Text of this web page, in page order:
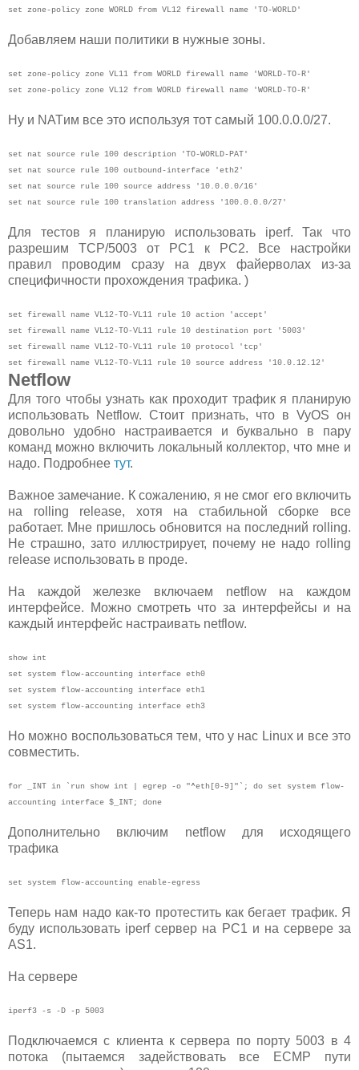
set zone-policy zone WORLD from VL12 firewall name 'TO-WORLD'
Добавляем наши политики в нужные зоны.
set zone-policy zone VL11 from WORLD firewall name 'WORLD-TO-R'
set zone-policy zone VL12 from WORLD firewall name 'WORLD-TO-R'
Ну и NATим все это используя тот самый 100.0.0.0/27.
set nat source rule 100 description 'TO-WORLD-PAT'
set nat source rule 100 outbound-interface 'eth2'
set nat source rule 100 source address '10.0.0.0/16'
set nat source rule 100 translation address '100.0.0.0/27'
Для тестов я планирую использовать iperf. Так что
разрешим TCP/5003 от PC1 к PC2. Все настройки
правил проводим сразу на двух файерволах из-за
специфичности прохождения трафика. )
set firewall name VL12-TO-VL11 rule 10 action 'accept'
set firewall name VL12-TO-VL11 rule 10 destination port '5003'
set firewall name VL12-TO-VL11 rule 10 protocol 'tcp'
set firewall name VL12-TO-VL11 rule 10 source address '10.0.12.12'
Netflow
Для того чтобы узнать как проходит трафик я планирую
использовать Netflow. Стоит признать, что в VyOS он
довольно удобно настраивается и буквально в пару
команд можно включить локальный коллектор, что мне и
надо. Подробнее тут.
Важное замечание. К сожалению, я не смог его включить
на rolling release, хотя на стабильной сборке все
работает. Мне пришлось обновится на последний rolling.
Не страшно, зато иллюстрирует, почему не надо rolling
release использовать в проде.
На каждой железке включаем netflow на каждом
интерфейсе. Можно смотреть что за интерфейсы и на
каждый интерфейс настраивать netflow.
show int
set system flow-accounting interface eth0
set system flow-accounting interface eth1
set system flow-accounting interface eth3
Но можно воспользоваться тем, что у нас Linux и все это
совместить.
for _INT in `run show int | egrep -o "^eth[0-9]"`; do set system flow-
accounting interface $_INT; done
Дополнительно включим netflow для исходящего
трафика
set system flow-accounting enable-egress
Теперь нам надо как-то протестить как бегает трафик. Я
буду использовать iperf сервер на PC1 и на сервере за
AS1.
На сервере
iperf3 -s -D -p 5003
Подключаемся с клиента к сервера по порту 5003 в 4
потока (пытаемся задействовать все ECMP пути